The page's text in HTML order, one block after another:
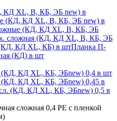
КД XL, В, КБ, ЭБ new) в
(КД, КД XL, В, КБ, ЭБ new) в
(КД, КД XL, В, КБ, ЭБ
сложная (КД, КД XL, В, КБ, ЭБ
(КД, КД XL, КБ) в штПланка П-
(КД) в шт
(КД, КД XL, КБ, ЭБnew) 0,4 в шт
(КД, КД XL, КБ, ЭБnew) 0,45 в
сл. (КД, КД XL, КБ, ЭБnew) 0,5 в
сложная 0,4 PE с пленкой